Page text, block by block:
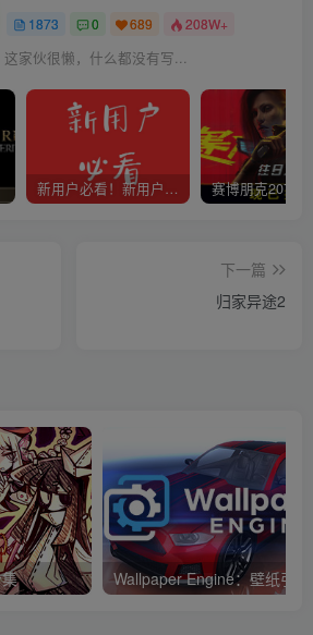
1873 0 689 208W+
这家伙很懒，什么都没有写...
新用户必看！新用户必看！新用户必看！！！
下一篇
归家异途2
Wallpaper Engine：壁纸引擎